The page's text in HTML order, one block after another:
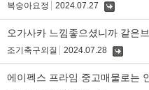
복숭아요정 2024.07.27
오가사카 느낌좋으셨니까 같은
조기축구외질 2024.07.28
에이펙스 프라임 중고매물로는